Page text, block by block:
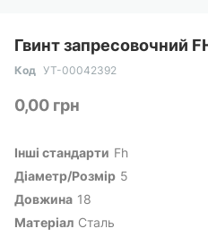
Гвинт запресовочний
Код УТ-00042392
0,00 грн
Інші стандарти Fh
Діаметр/Розмір 5
Довжина 18
Матеріал Сталь